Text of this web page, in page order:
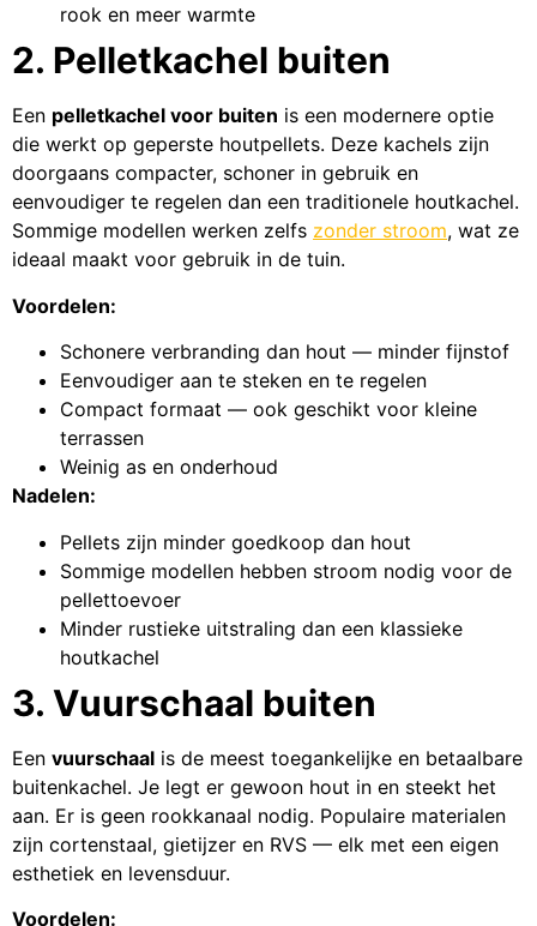
rook en meer warmte
2. Pelletkachel buiten
Een pelletkachel voor buiten is een modernere optie
die werkt op geperste houtpellets. Deze kachels zijn
doorgaans compacter, schoner in gebruik en
eenvoudiger te regelen dan een traditionele houtkachel.
Sommige modellen werken zelfs zonder stroom, wat ze
ideaal maakt voor gebruik in de tuin.
Voordelen:
Schonere verbranding dan hout — minder fijnstof
Eenvoudiger aan te steken en te regelen
Compact formaat — ook geschikt voor kleine
terrassen
Weinig as en onderhoud
Nadelen:
Pellets zijn minder goedkoop dan hout
Sommige modellen hebben stroom nodig voor de
pellettoevoer
Minder rustieke uitstraling dan een klassieke
houtkachel
3. Vuurschaal buiten
Een vuurschaal is de meest toegankelijke en betaalbare
buitenkachel. Je legt er gewoon hout in en steekt het
aan. Er is geen rookkanaal nodig. Populaire materialen
zijn cortenstaal, gietijzer en RVS — elk met een eigen
esthetiek en levensduur.
Voordelen: